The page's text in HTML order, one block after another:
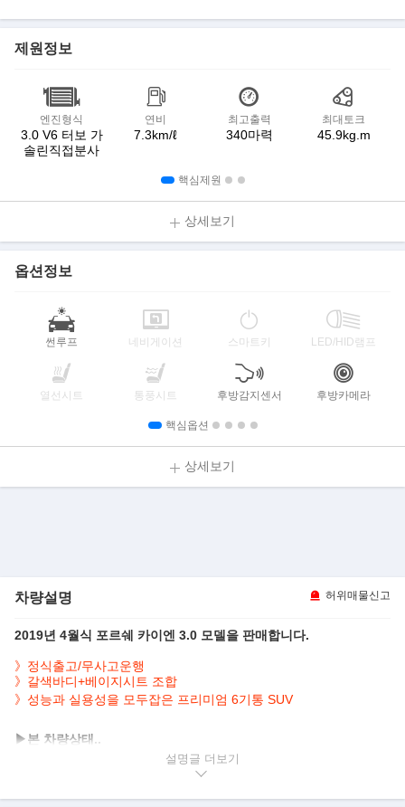
제원정보
엔진형식
3.0 V6 터보 가
솔린직접분사
연비
7.3km/ℓ
최고출력
340마력
최대토크
45.9kg.m
핵심제원
상세보기
옵션정보
썬루프 네비게이션 스마트키 LED/HID램프
열선시트 통풍시트 후방감지센서 후방카메라
핵심옵션
상세보기
차량설명 허위매물신고
2019년 4월식 포르쉐 카이엔 3.0 모델을 판매합니다.
》정식출고/무사고운행
》갈색바디+베이지시트 조합
》 성능과 실용성을 모두잡은 프리미엄 6기통 SUV
▶본 차량상태..
- 52,500km 실주행
설명글